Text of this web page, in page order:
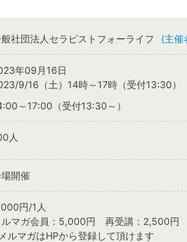
社団法人セラピストフォーライフ (主催
年09月16日
9/16（土）14時～17時（受付13:30）
～17:00（受付13:30～）
人
開催
円/1人
ルマガ会員：5,000円 再受講：2,500円
ルマガはHPから登録して頂けます